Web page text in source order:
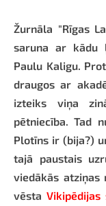
Žurnāla "Rīgas
saruna ar kādu
Paulu Kaligu.
draugos ar
izteiks viņa
pētniecība. Tad
Plotīns ir (bija?)
tajā paustais
viedākās atziņas
vēsta